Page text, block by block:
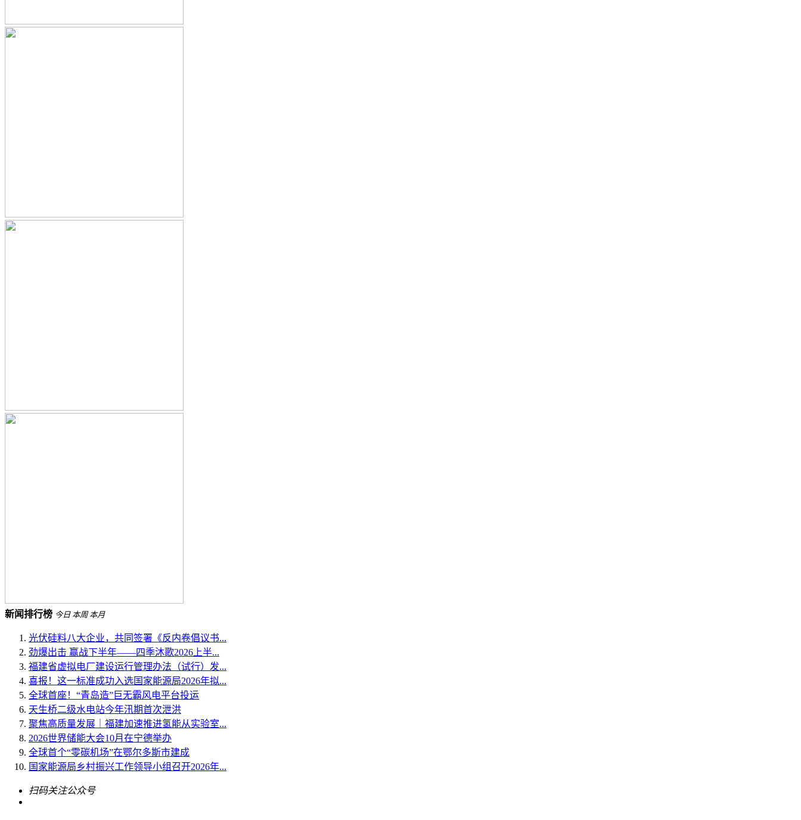
新闻排行榜 今日 本周 本月
光伏硅料八大企业，共同签署《反内卷倡议书...
劲爆出击 赢战下半年——四季沐歌2026上半...
福建省虚拟电厂建设运行管理办法（试行）发...
喜报！这一标准成功入选国家能源局2026年拟...
全球首座！“青岛造”巨无霸风电平台投运
天生桥二级水电站今年汛期首次泄洪
聚焦高质量发展｜福建加速推进氢能从实验室...
2026世界储能大会10月在宁德举办
全球首个“零碳机场”在鄂尔多斯市建成
国家能源局乡村振兴工作领导小组召开2026年...
扫码关注公众号